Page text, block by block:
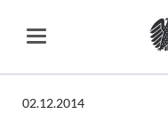
02.12.2014